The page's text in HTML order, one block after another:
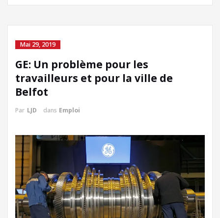
Mai 29, 2019
GE: Un problème pour les
travailleurs et pour la ville de
Belfot
Par LJD dans Emploi